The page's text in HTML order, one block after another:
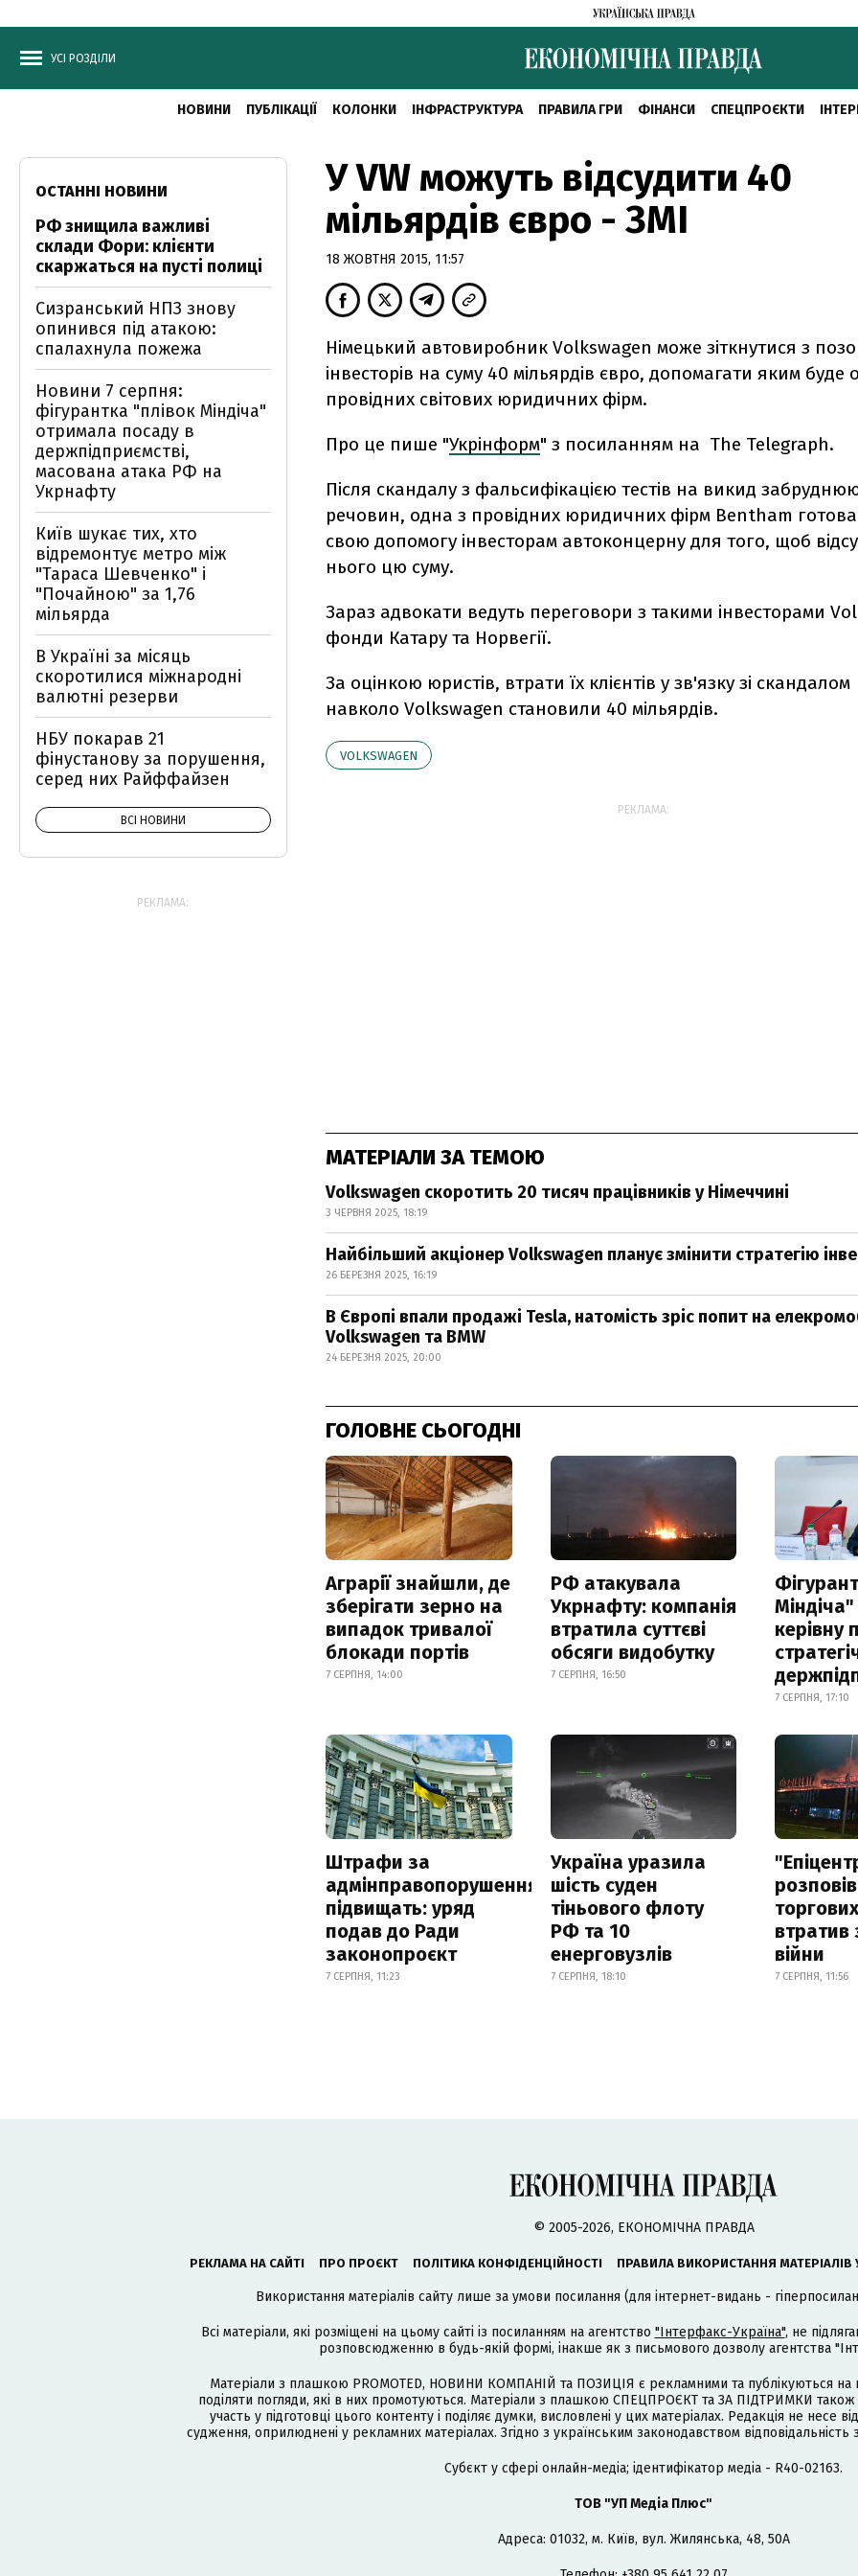
УСІ РОЗДІЛИ
НОВИНИ ПУБЛІКАЦІЇ КОЛОНКИ ІНФРАСТРУКТУРА ПРАВИЛА ГРИ ФІНАНСИ СПЕЦПРОЄКТИ
У VW можуть відсудити 40
мільярдів євро - ЗМІ
18 ЖОВТНЯ 2015, 11:57
Німецький автовиробник Volkswagen може зіткнутися з
інвесторів на суму 40 мільярдів євро, допомагати яким буде
провідних світових юридичних фірм.
Про це пише "Укрінформ" з посиланням на The Telegraph.
Після скандалу з фальсифікацією тестів на викид
речовин, одна з провідних юридичних фірм Bentham
свою допомогу інвесторам автоконцерну для того, щоб
нього цю суму.
Зараз адвокати ведуть переговори з такими інвесторами
фонди Катару та Норвегії.
За оцінкою юристів, втрати їх клієнтів у зв'язку зі скандалом
навколо Volkswagen становили 40 мільярдів.
VOLKSWAGEN
РЕКЛАМА:
МАТЕРІАЛИ ЗА ТЕМОЮ
Volkswagen скоротить 20 тисяч працівників у Німеччині
3 ЧЕРВНЯ 2025, 18:19
Найбільший акціонер Volkswagen планує змінити стратегію
26 БЕРЕЗНЯ 2025, 16:19
В Європі впали продажі Tesla, натомість зріс попит на
Volkswagen та BMW
24 БЕРЕЗНЯ 2025, 20:00
ГОЛОВНЕ СЬОГОДНІ
Аграрії знайшли, де
зберігати зерно на
випадок тривалої
блокади портів
7 СЕРПНЯ, 14:00
РФ атакувала
Укрнафту: компанія
втратила суттєві
обсяги видобутку
7 СЕРПНЯ, 16:50
керівну
7 СЕРПНЯ, 17:10
Штрафи за
адмінправопорушення
підвищать: уряд
подав до Ради
законопроєкт
7 СЕРПНЯ, 11:23
Україна уразила
шість суден
тіньового флоту
РФ та 10
енерговузлів
7 СЕРПНЯ, 18:10
втратив
війни
7 СЕРПНЯ, 11:56
ОСТАННІ НОВИНИ
РФ знищила важливі
склади Фори: клієнти
скаржаться на пусті полиці
Сизранський НПЗ знову
опинився під атакою:
спалахнула пожежа
Новини 7 серпня:
фігурантка "плівок Міндіча"
отримала посаду в
держпідприємстві,
масована атака РФ на
Укрнафту
Київ шукає тих, хто
відремонтує метро між
"Тараса Шевченко" і
"Почайною" за 1,76
мільярда
В Україні за місяць
скоротилися міжнародні
валютні резерви
НБУ покарав 21
фінустанову за порушення,
серед них Райффайзен
ВСІ НОВИНИ
РЕКЛАМА:
© 2005-2026, ЕКОНОМІЧНА ПРАВДА
РЕКЛАМА НА САЙТІ ПРО ПРОЄКТ ПОЛІТИКА КОНФІДЕНЦІЙНОСТІ ПРАВИЛА ВИКОРИСТАННЯ МАТЕРІАЛІВ
Використання матеріалів сайту лише за умови посилання (для інтернет-видань -
Всі матеріали, які розміщені на цьому сайті із посиланням на агентство "Інтерфакс-Україна", не
розповсюдженню в будь-якій формі, інакше як з письмового дозволу агентства
Матеріали з плашкою PROMOTED, НОВИНИ КОМПАНІЙ та ПОЗИЦІЯ є рекламними та публікуються на
поділяти погляди, які в них промотуються. Матеріали з плашкою СПЕЦПРОЄКТ та ЗА ПІДТРИМКИ
участь у підготовці цього контенту і поділяє думки, висловлені у цих матеріалах. Редакція не несе
судження, оприлюднені у рекламних матеріалах. Згідно з українським законодавством
Cубєкт у сфері онлайн-медіа; ідентифікатор медіа - R40-02163.
ТОВ "УП Медіа Плюс"
Адреса: 01032, м. Київ, вул. Жилянська, 48, 50А